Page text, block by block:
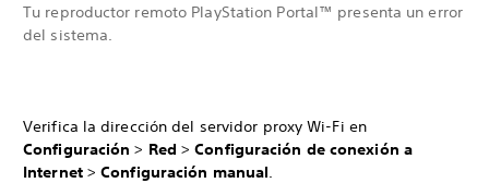
Tu reproductor remoto PlayStation Portal™ presenta un error
del sistema.
Verifica la dirección del servidor proxy Wi-Fi en
Configuración > Red >Configuración de conexión a
Internet>Configuración manual.